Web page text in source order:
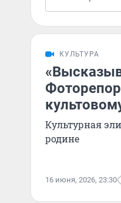
КУЛЬТУРА
Культурная
родине
16 июня, 2026, 23:30